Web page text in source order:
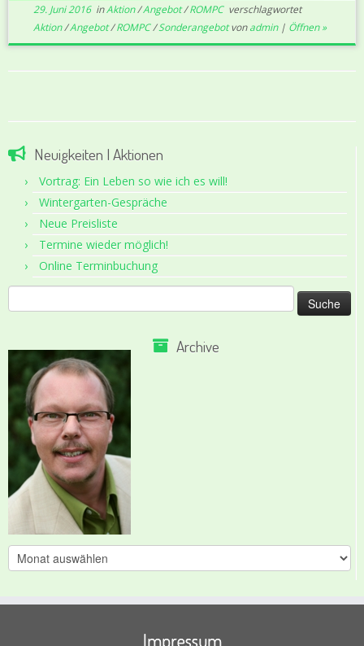
29. Juni 2016inAktion/Angebot/ROMPC verschlagwortet
Aktion/Angebot/ROMPC/Sonderangebotvonadmin| Öffnen »
Neuigkeiten | Aktionen
Vortrag: Ein Leben so wie ich es will!
Wintergarten-Gespräche
Neue Preisliste
Termine wieder möglich!
Online Terminbuchung
Suche
nach:
Archive
Archive
Impressum